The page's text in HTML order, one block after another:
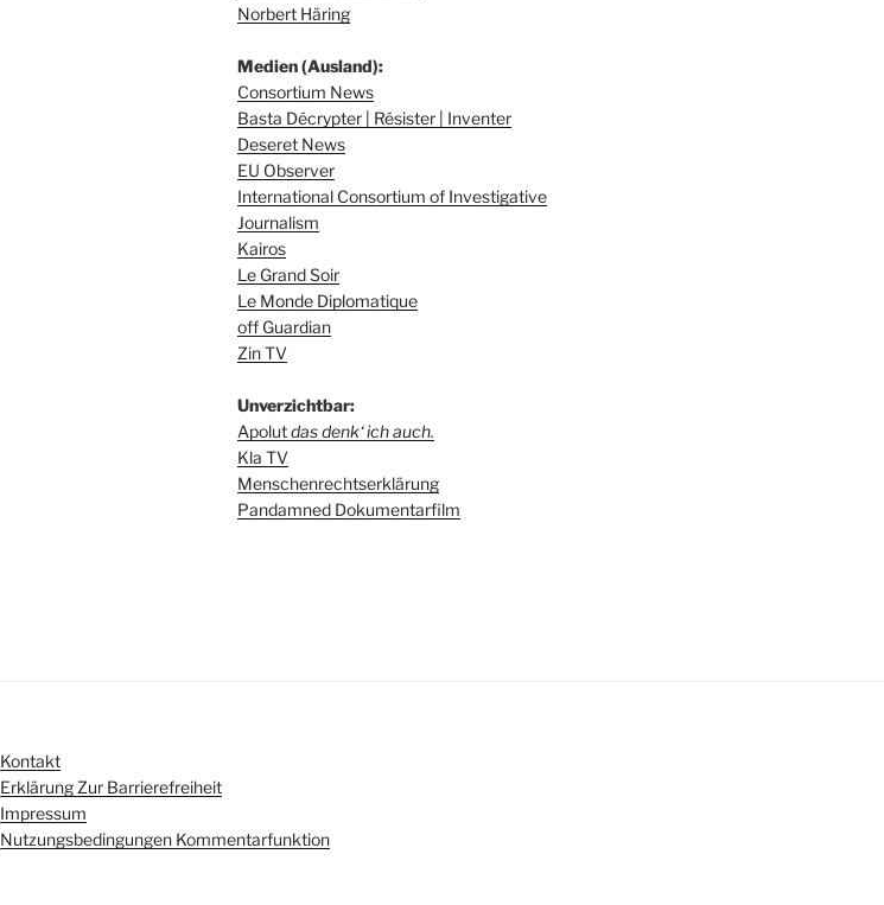
Norbert Häring
Medien (Ausland):
Consortium News
Basta Décrypter | Résister | Inventer
Deseret News
EU Observer
International Consortium of Investigative
Journalism
Kairos
Le Grand Soir
Le Monde Diplomatique
off Guardian
Zin TV
Unverzichtbar:
Apolutdas denk‘ ich auch.
Kla TV
Menschenrechtserklärung
Pandamned Dokumentarfilm
Kontakt
Erklärung Zur Barrierefreiheit
Impressum
Nutzungsbedingungen Kommentarfunktion